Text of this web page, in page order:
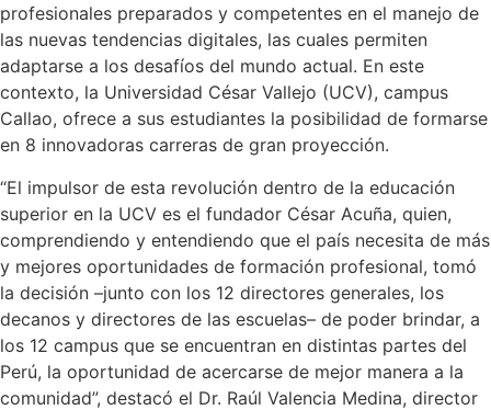
profesionales preparados y competentes en el manejo de
las nuevas tendencias digitales, las cuales permiten
adaptarse a los desafíos del mundo actual. En este
contexto, la Universidad César Vallejo (UCV), campus
Callao, ofrece a sus estudiantes la posibilidad de formarse
en 8 innovadoras carreras de gran proyección.
“El impulsor de esta revolución dentro de la educación
superior en la UCV es el fundador César Acuña, quien,
comprendiendo y entendiendo que el país necesita de más
y mejores oportunidades de formación profesional, tomó
la decisión –junto con los 12 directores generales, los
decanos y directores de las escuelas– de poder brindar, a
los 12 campus que se encuentran en distintas partes del
Perú, la oportunidad de acercarse de mejor manera a la
comunidad”, destacó el Dr. Raúl Valencia Medina, director